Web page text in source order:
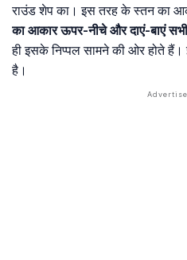
राउंड शेप का। इस तरह के स्तन का
का आकार ऊपर-नीचे और दाएं-बाएं
ही इसके निप्पल सामने की ओर होते
है।